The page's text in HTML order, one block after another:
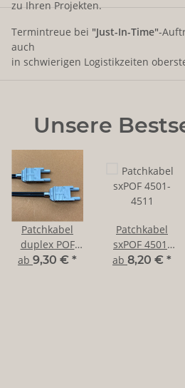
zu Ihren Projekten.
Termintreue bei "Just-In-Time"-
auch
in schwierigen Logistikzeiten
Unsere
Patchkabel
duplex POF
mit HFBR-4516
ab 9,30 € *
Patchkabel
sxPOF 4501-
4511
ab 8,20 € *